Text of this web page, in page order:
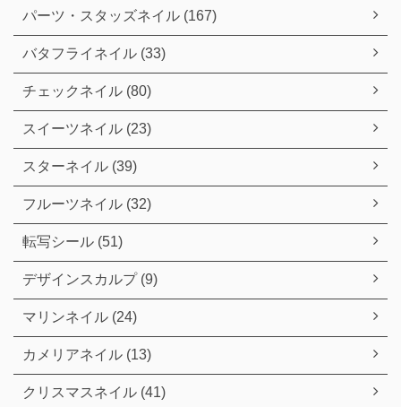
パーツ・スタッズネイル (167)
バタフライネイル (33)
チェックネイル (80)
スイーツネイル (23)
スターネイル (39)
フルーツネイル (32)
転写シール (51)
デザインスカルプ (9)
マリンネイル (24)
カメリアネイル (13)
クリスマスネイル (41)